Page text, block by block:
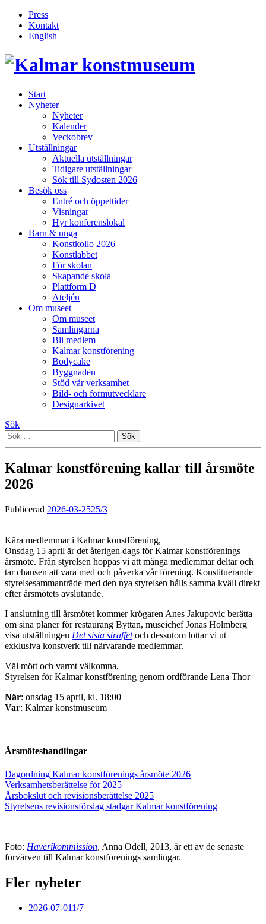
Press
Kontakt
English
Inläggsnavigering
Start
Nyheter
Nyheter
Kalender
Veckobrev
Utställningar
Aktuella utställningar
Tidigare utställningar
Sök till Sydosten 2026
Besök oss
Entré och öppettider
Visningar
Hyr konferenslokal
Barn & unga
Konstkollo 2026
Konstlabbet
För skolan
Skapande skola
Plattform D
Ateljén
Om museet
Om museet
Samlingarna
Bli medlem
Kalmar konstförening
Bodycake
Byggnaden
Stöd vår verksamhet
Bild- och formutvecklare
Designarkivet
Sök
Sök
efter:
Kalmar konstförening kallar till årsmöte
2026
Publicerad 2026-03-2525/3
Kära medlemmar i Kalmar konstförening,
Onsdag 15 april är det återigen dags för Kalmar konstförenings
årsmöte. Från styrelsen hoppas vi att många medlemmar deltar och
tar chansen att vara med och påverka vår förening. Konstituerande
styrelsesammanträde med den nya styrelsen hålls samma kväll direkt
efter årsmötets avslutande.
I anslutning till årsmötet kommer krögaren Anes Jakupovic berätta
om sina planer för restaurang Byttan, museichef Jonas Holmberg
visa utställningen Det sista straffetoch dessutom lottar vi ut
exklusiva konstverk till närvarande medlemmar.
Väl mött och varmt välkomna,
Styrelsen för Kalmar konstförening genom ordförande Lena Thor
När: onsdag 15 april, kl. 18:00
Var: Kalmar konstmuseum
Årsmöteshandlingar
Dagordning Kalmar konstförenings årsmöte 2026
Verksamhetsberättelse för 2025
Årsbokslut och revisionsberättelse 2025
Styrelsens revisionsförslag stadgar Kalmar konstförening
Foto: Haverikommission, Anna Odell, 2013, är ett av de senaste
förvärven till Kalmar konstförenings samlingar.
Fler nyheter
2026-07-011/7